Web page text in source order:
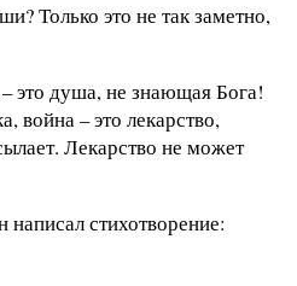
Только это не так заметно,
это душа, не знающая Бога!
война – это лекарство,
Лекарство не может
стихотворение: